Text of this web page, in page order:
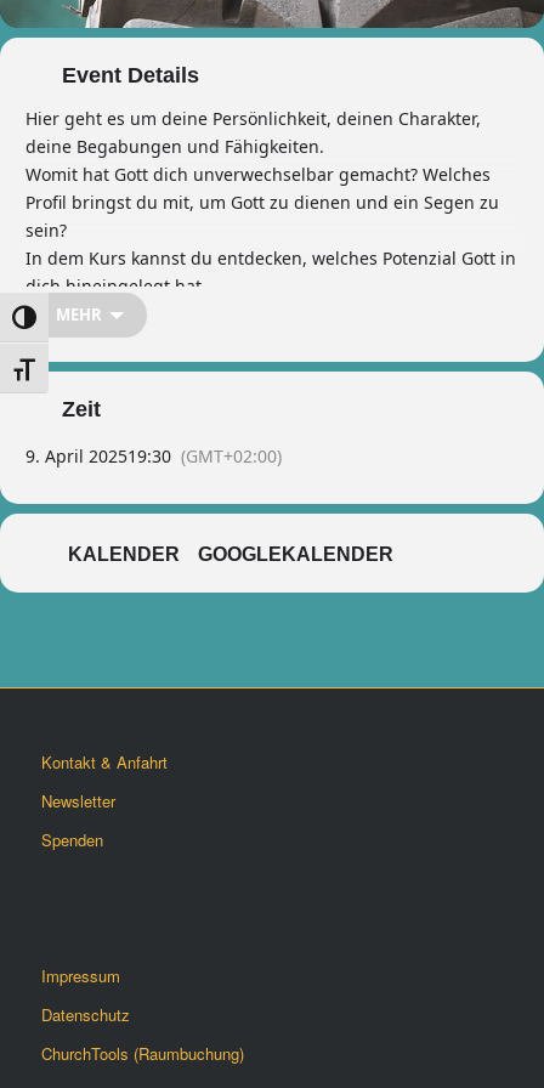
Umschalten auf hohe Kontraste
Schrift vergrößern
Event Details
Hier geht es um deine Persönlichkeit, deinen Charakter,
deine Begabungen und Fähigkeiten.
Womit hat Gott dich unverwechselbar gemacht? Welches
Profil bringst du mit, um Gott zu dienen und ein Segen zu
sein?
In dem Kurs kannst du entdecken, welches Potenzial Gott in
dich hineingelegt hat.
Damit bist du auf dem Weg, deine Bestimmung mehr und
mehr zu entfalten.
MEHR
Zeit
9. April 202519:30 (GMT+02:00)
KALENDER GOOGLEKALENDER
Kontakt & Anfahrt
Newsletter
Spenden
Impressum
Datenschutz
ChurchTools (Raumbuchung)